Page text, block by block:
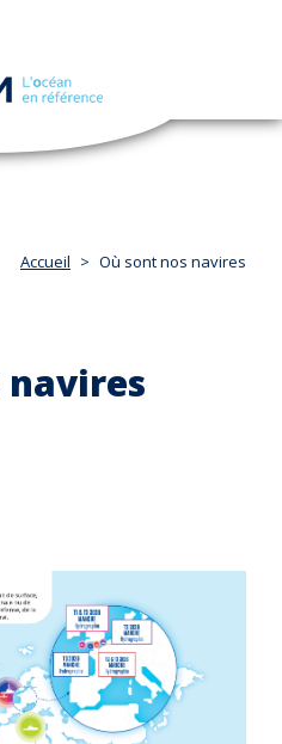
navigation
Accueil Où sont nos navires
navires